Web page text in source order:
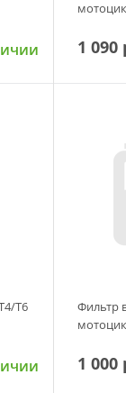
1 090
T6
Фильтр
1 000